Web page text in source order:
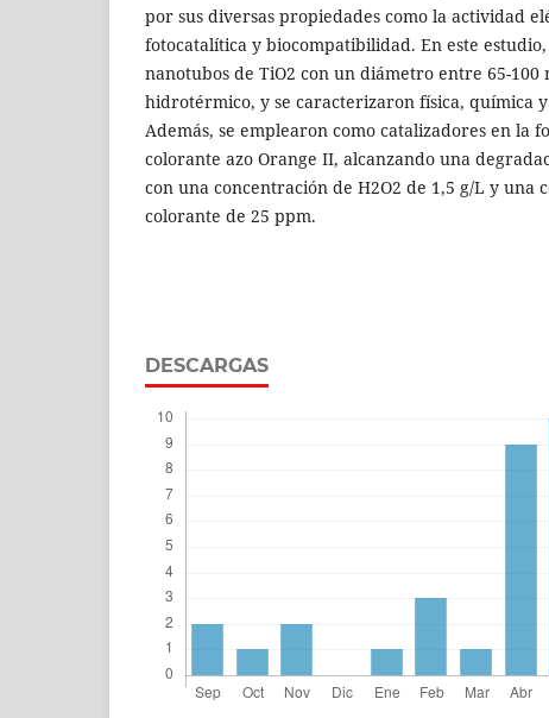
por sus diversas propiedades como la actividad
fotocatalítica y biocompatibilidad. En este
nanotubos de TiO2 con un diámetro entre 65-
hidrotérmico, y se caracterizaron física, química
Además, se emplearon como catalizadores en la
colorante azo Orange II, alcanzando una
con una concentración de H2O2 de 1,5 g/L y una
colorante de 25 ppm.
DESCARGAS